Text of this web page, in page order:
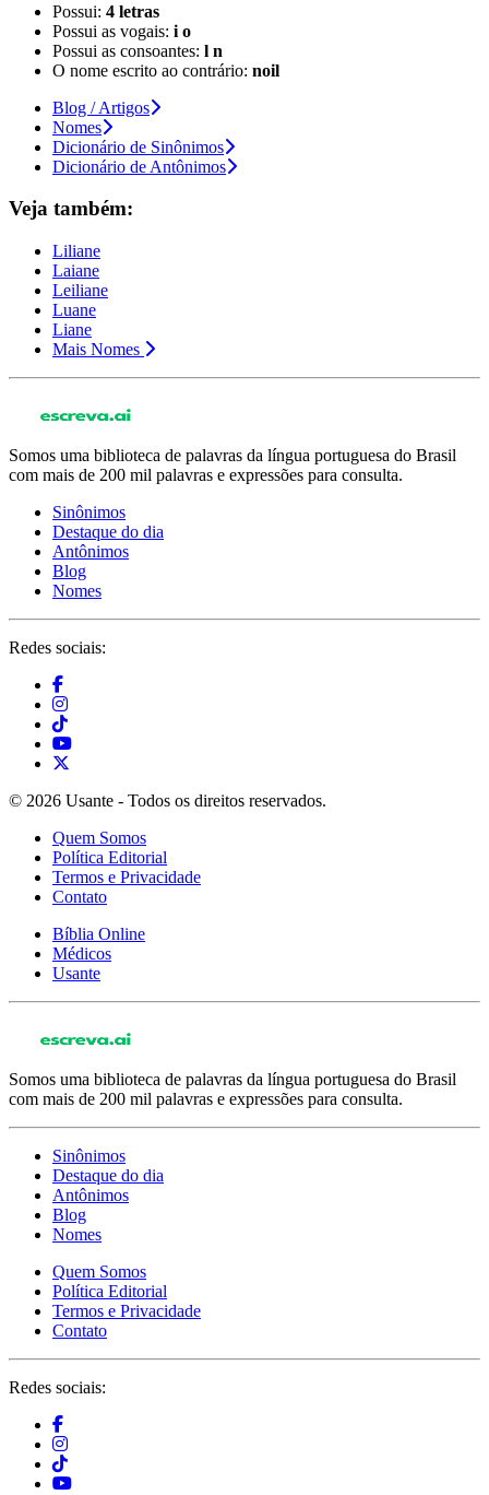
Possui: 4 letras
Possui as vogais: i o
Possui as consoantes: l n
O nome escrito ao contrário: noil
Blog / Artigos
Nomes
Dicionário de Sinônimos
Dicionário de Antônimos
Veja também:
Liliane
Laiane
Leiliane
Luane
Liane
Mais Nomes
Somos uma biblioteca de palavras da língua portuguesa do Brasil
com mais de 200 mil palavras e expressões para consulta.
Sinônimos
Destaque do dia
Antônimos
Blog
Nomes
Redes sociais:
© 2026 Usante - Todos os direitos reservados.
Quem Somos
Política Editorial
Termos e Privacidade
Contato
Bíblia Online
Médicos
Usante
Somos uma biblioteca de palavras da língua portuguesa do Brasil
com mais de 200 mil palavras e expressões para consulta.
Sinônimos
Destaque do dia
Antônimos
Blog
Nomes
Quem Somos
Política Editorial
Termos e Privacidade
Contato
Redes sociais: